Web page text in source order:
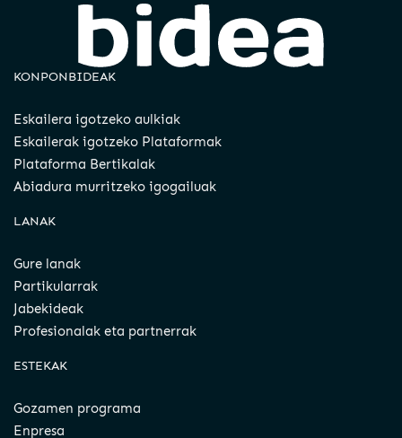
KONPONBIDEAK
Eskailera igotzeko aulkiak
Eskailerak igotzeko Plataformak
Plataforma Bertikalak
Abiadura murritzeko igogailuak
LANAK
Gure lanak
Partikularrak
Jabekideak
Profesionalak eta partnerrak
ESTEKAK
Gozamen programa
Enpresa